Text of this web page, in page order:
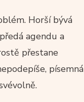
Horší bývá
agendu a
přestane
písemná